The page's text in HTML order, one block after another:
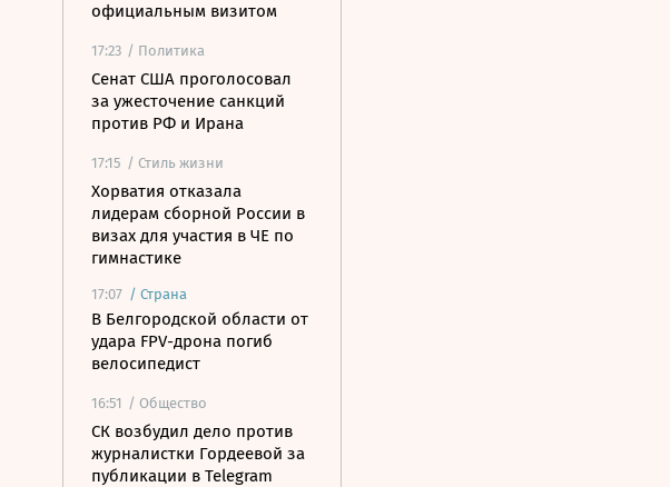
официальным визитом
17:23 / Политика
Сенат США проголосовал
за ужесточение санкций
против РФ и Ирана
17:15 / Стиль жизни
Хорватия отказала
лидерам сборной России в
визах для участия в ЧЕ по
гимнастике
17:07 / Страна
В Белгородской области от
удара FPV-дрона погиб
велосипедист
16:51 / Общество
СК возбудил дело против
журналистки Гордеевой за
публикации в Telegram